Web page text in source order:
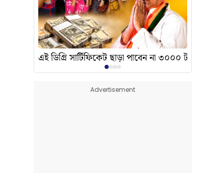
এর অর্থ কী?এই ডিগ্রি সার্টিফিকেট ছাড়া পাবেন না ৩০০০ টাকা
Advertisement